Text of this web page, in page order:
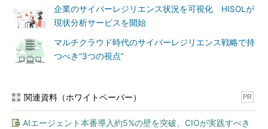
企業のサイバーレジリエンス状況を可視化 HISOLが
現状分析サービスを開始
マルチクラウド時代のサイバーレジリエンス戦略で持
つべき“3つの視点”
関連資料（ホワイトペーパー） PR
AIエージェント本番導入約5%の壁を突破、CIOが実践すべき